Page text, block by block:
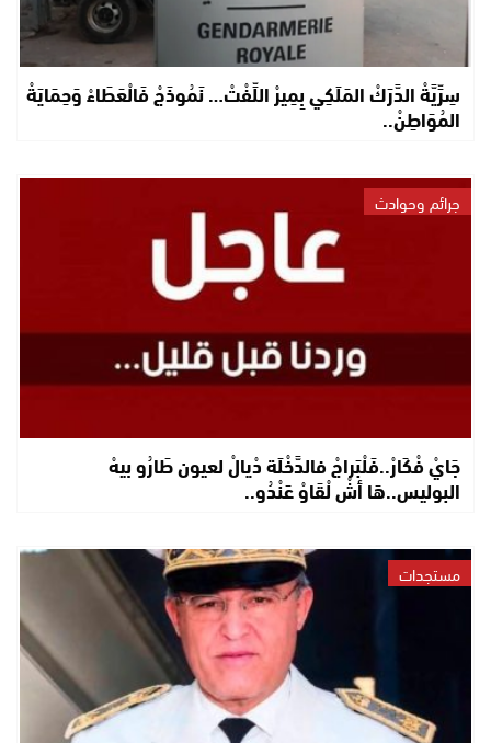
سِرِّيَّةْ الدَّرَكْ المَلَكِي بِمِيرْ اللِّفْتْ… نَمُوذَجْ فَالْعَطَاءْ وَحِمَايَةْ
المُوَاطِنْ..
جرائم وحوادث
جَايْ فْكَارْ..فَلْبَراجْ فالدَّخْلَة دْيالْ لعيون طَارُو بيهْ
البوليس..هَا أشْ لْقَاوْ عَنْدُو..
مستجدات